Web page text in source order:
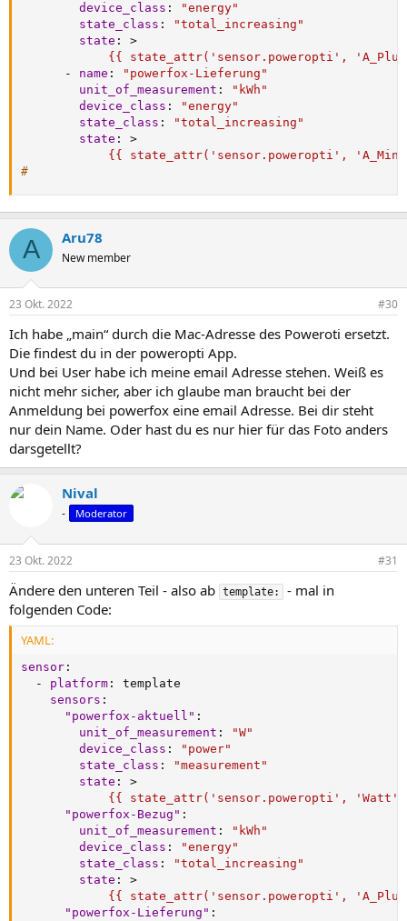
device_class :
"energy"
state_class :
"total_increasing"
state :
>
{{ state_attr('sensor.poweropti',
-
name :
"powerfox-Lieferung"
unit_of_measurement :
"kWh"
device_class :
"energy"
state_class :
"total_increasing"
state :
>
{{ state_attr('sensor.poweropti',
#
A Aru78
New member
23 Okt. 2022 #30
Ich habe „main“ durch die Mac-Adresse des Poweroti ersetzt.
Die findest du in der poweropti App.
Und bei User habe ich meine email Adresse stehen. Weiß es
nicht mehr sicher, aber ich glaube man braucht bei der
Anmeldung bei powerfox eine email Adresse. Bei dir steht
nur dein Name. Oder hast du es nur hier für das Foto anders
darsgetellt?
Nival
- Moderator
23 Okt. 2022 #31
Ändere den unteren Teil - also ab template:
- mal in
folgenden Code:
YAML:
sensor :
-
platform :
template
sensors :
"powerfox-aktuell" :
unit_of_measurement :
"W"
device_class :
"power"
state_class :
"measurement"
state :
>
{{ state_attr('sensor.poweropti',
"powerfox-Bezug" :
unit_of_measurement :
"kWh"
device_class :
"energy"
state_class :
"total_increasing"
state :
>
{{ state_attr('sensor.poweropti',
"powerfox-Lieferung" :